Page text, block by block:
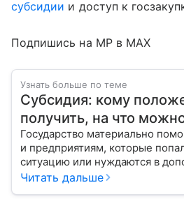
субсидии и доступ к
Подпишись на MP в MAX
Узнать больше по теме
Субсидия: кому
получить, на что
Государство материально
и предприятиям, которые
ситуацию или нуждаются в
стимулировании. С помощью
Читать дальше